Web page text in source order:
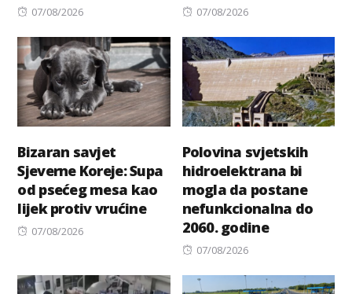
Posted
07/08/2026
Posted
07/08/2026
Bizaran savjet
Sjeverne Koreje: Supa
od psećeg mesa kao
lijek protiv vrućine
Posted
07/08/2026
Polovina svjetskih
hidroelektrana bi
mogla da postane
nefunkcionalna do
2060. godine
Posted
07/08/2026